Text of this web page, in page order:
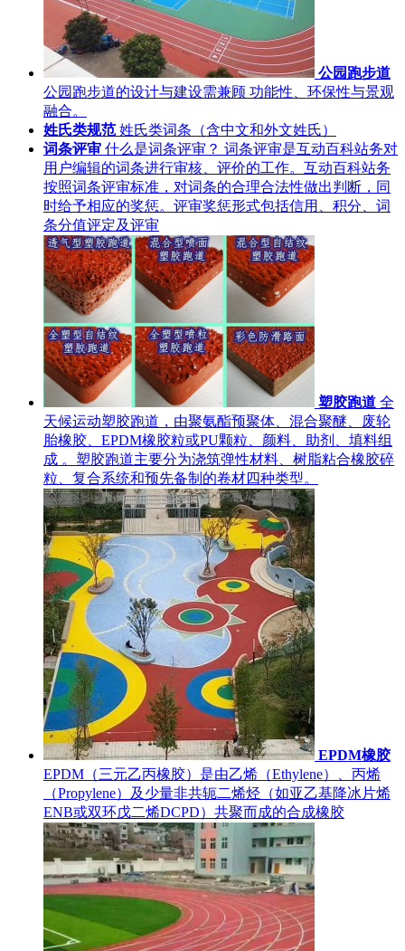
公园跑步道
公园跑步道的设计与建设需兼顾 功能性、环保性与景观
融合。
姓氏类规范 姓氏类词条（含中文和外文姓氏）
词条评审 什么是词条评审？ 词条评审是互动百科站务对
用户编辑的词条进行审核、评价的工作。互动百科站务
按照词条评审标准，对词条的合理合法性做出判断，同
时给予相应的奖惩。评审奖惩形式包括信用、积分、词
条分值评定及评审
塑胶跑道 全
天候运动塑胶跑道，由聚氨酯预聚体、混合聚醚、废轮
胎橡胶、EPDM橡胶粒或PU颗粒、颜料、助剂、填料组
成 。塑胶跑道主要分为浇筑弹性材料、树脂粘合橡胶碎
粒、复合系统和预先备制的卷材四种类型。
EPDM橡胶
EPDM（三元乙丙橡胶）是由乙烯（Ethylene）、丙烯
（Propylene）及少量非共轭二烯烃（如亚乙基降冰片烯
ENB或双环戊二烯DCPD）共聚而成的合成橡胶